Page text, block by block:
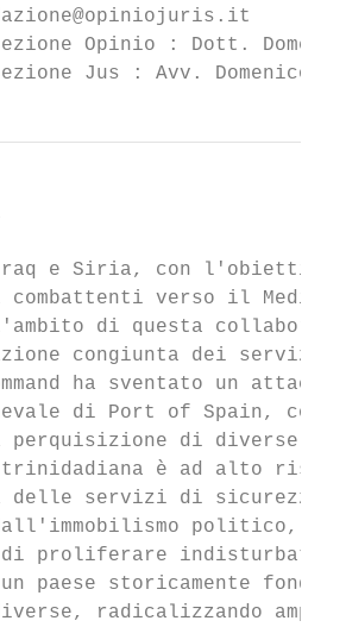
Opinio : Dott.
Jus : Avv. Domenico
e Siria, con l'obiettivo
combattenti verso il Medio
di questa
congiunta dei
ha sventato un
di Port of Spain,
perquisizione di diverse
trinidadiana è ad alto
servizi di sicurezza
dall'immobilismo politico,
proliferare indisturbato,
paese storicamente
radicalizzando ampie